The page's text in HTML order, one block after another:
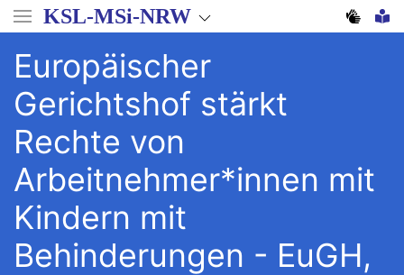
Direkt
zum
Inhalt
KSL-MSi-NRW
Europäischer
Gerichtshof stärkt
Rechte von
Arbeitnehmer*innen mit
Kindern mit
Behinderungen - EuGH,